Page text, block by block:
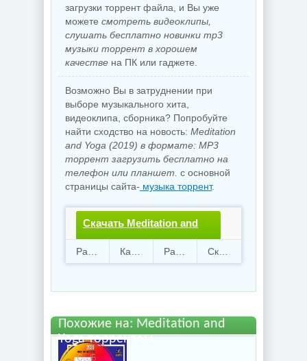
загрузки торрент файла, и Вы уже
можете смотреть видеоклипы,
слушать бесплатно новинки mp3
музыки торрент в хорошем
качестве на ПК или гаджете.
Возможно Вы в затруднении при
выборе музыкального хита,
видеоклипа, сборника? Попробуйте
найти сходство на новость: Meditation
and Yoga (2019) в формате: MP3
торрент загрузить бесплатно на
телефон или планшет. с основной
страницы сайта- музыка торрент.
Скачать Meditation and
Yoga.torrent файл
112 84 1.05 Gb
Похожие на: Meditation and
Yoga торрентом